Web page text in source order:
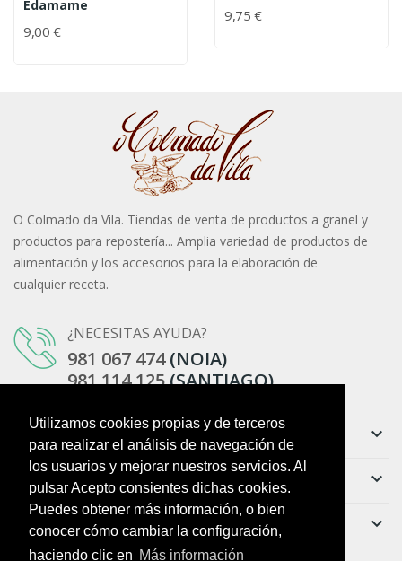
Utilizamos cookies propias y de terceros
para realizar el análisis de navegación de
los usuarios y mejorar nuestros servicios. Al
pulsar Acepto consientes dichas cookies.
Puedes obtener más información, o bien
conocer cómo cambiar la configuración,
haciendo clic en Más información
Edamame
9,00 €
9,75 €
O Colmado da Vila. Tiendas de venta de productos a granel y
productos para repostería... Amplia variedad de productos de
alimentación y los accesorios para la elaboración de
cualquier receta.
¿NECESITAS AYUDA?
981 067 474(NOIA)
981 114 125(SANTIAGO)
Información keyboard_arrow_down
Ayuda keyboard_arrow_down
Boletín keyboard_arrow_down